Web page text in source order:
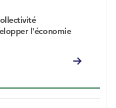
l'économie